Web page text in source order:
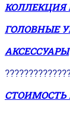
КОЛЛЕКЦИЯ
ГОЛОВНЫЕ
АКСЕССУАРЫ
СТОИМОСТЬ